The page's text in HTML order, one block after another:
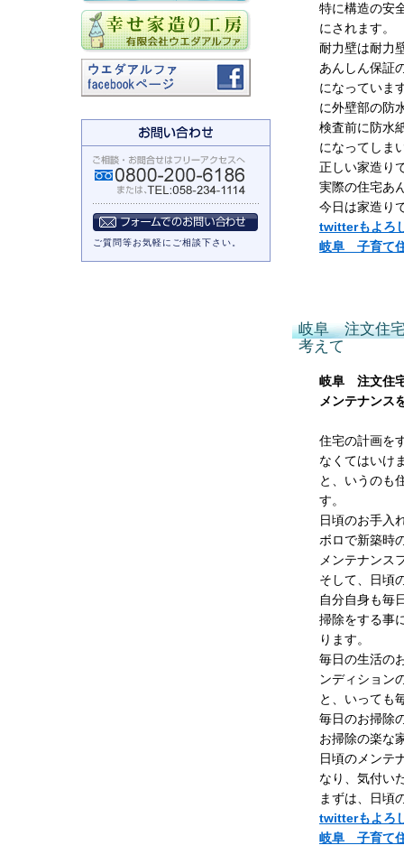
特に構造の安
にされます。
耐力壁は耐力
あんしん保証
になっていま
に外壁部の防
検査前に防水
になってしま
正しい家造り
実際の住宅あ
今日は家造り
twitterもよろ
岐阜 子育て
岐阜 注文住
考えて
岐阜 注文住
メンテナンス
住宅の計画を
なくてはいけ
と、いうのも
す。
日頃のお手入
ボロで新築時
メンテナンス
そして、日頃
自分自身も毎
掃除をする事
ります。
毎日の生活の
ンディション
と、いっても
毎日のお掃除
お掃除の楽な
日頃のメンテ
なり、気付い
まずは、日頃
twitterもよろ
岐阜 子育て
ご質問等お気軽にご相談下さい。